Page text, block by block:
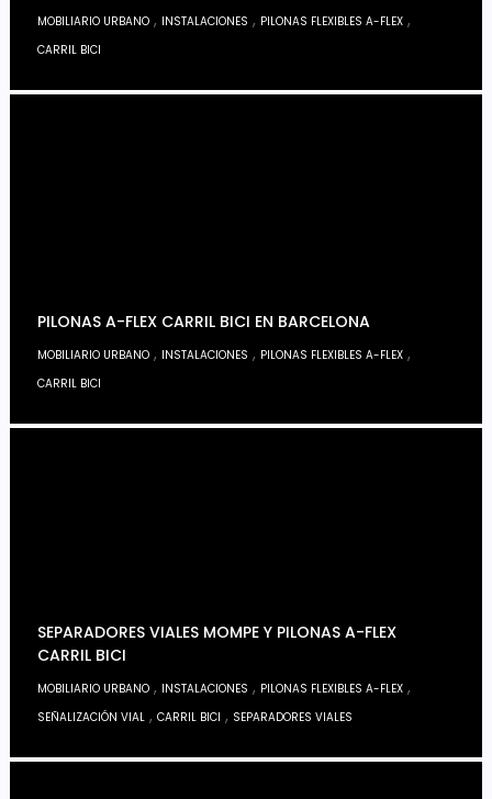
MOBILIARIO URBANO , INSTALACIONES , PILONAS FLEXIBLES A-FLEX ,
CARRIL BICI
PILONAS A-FLEX CARRIL BICI EN BARCELONA
MOBILIARIO URBANO , INSTALACIONES , PILONAS FLEXIBLES A-FLEX ,
CARRIL BICI
SEPARADORES VIALES MOMPE Y PILONAS A-FLEX
CARRIL BICI
MOBILIARIO URBANO , INSTALACIONES , PILONAS FLEXIBLES A-FLEX ,
SEÑALIZACIÓN VIAL ,CARRIL BICI , SEPARADORES VIALES